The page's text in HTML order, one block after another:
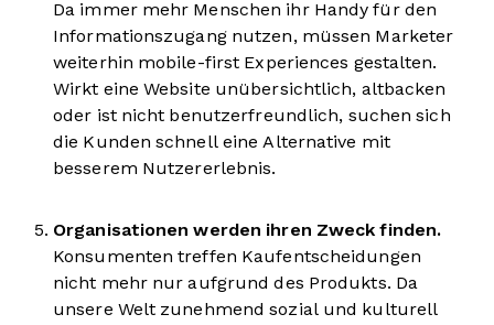
Da immer mehr Menschen ihr Handy für den
Informationszugang nutzen, müssen Marketer
weiterhin mobile-first Experiences gestalten.
Wirkt eine Website unübersichtlich, altbacken
oder ist nicht benutzerfreundlich, suchen sich
die Kunden schnell eine Alternative mit
besserem Nutzererlebnis.
Organisationen werden ihren Zweck finden.
Konsumenten treffen Kaufentscheidungen
nicht mehr nur aufgrund des Produkts. Da
unsere Welt zunehmend sozial und kulturell